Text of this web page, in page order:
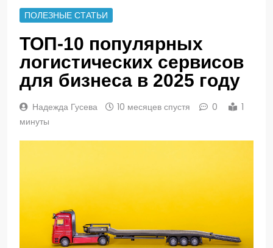
ПОЛЕЗНЫЕ СТАТЬИ
ТОП-10 популярных
логистических сервисов
для бизнеса в 2025 году
Надежда Гусева 10 месяцев спустя 0
1
минуты